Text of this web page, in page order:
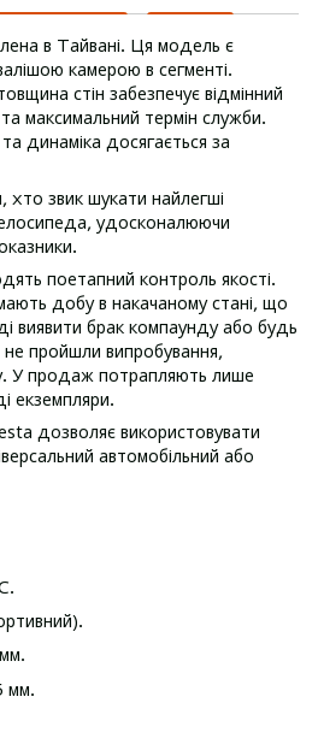
в Тайвані. Ця модель є
камерою в сегменті.
стін забезпечує відмінний
максимальний термін служби.
динаміка досягається за
звик шукати найлегші
удосконалюючи
поетапний контроль якості.
добу в накачаному стані, що
виявити брак компаунду або будь
пройшли випробування,
У продаж потрапляють лише
екземпляри.
дозволяє використовувати
автомобільний або
мм.